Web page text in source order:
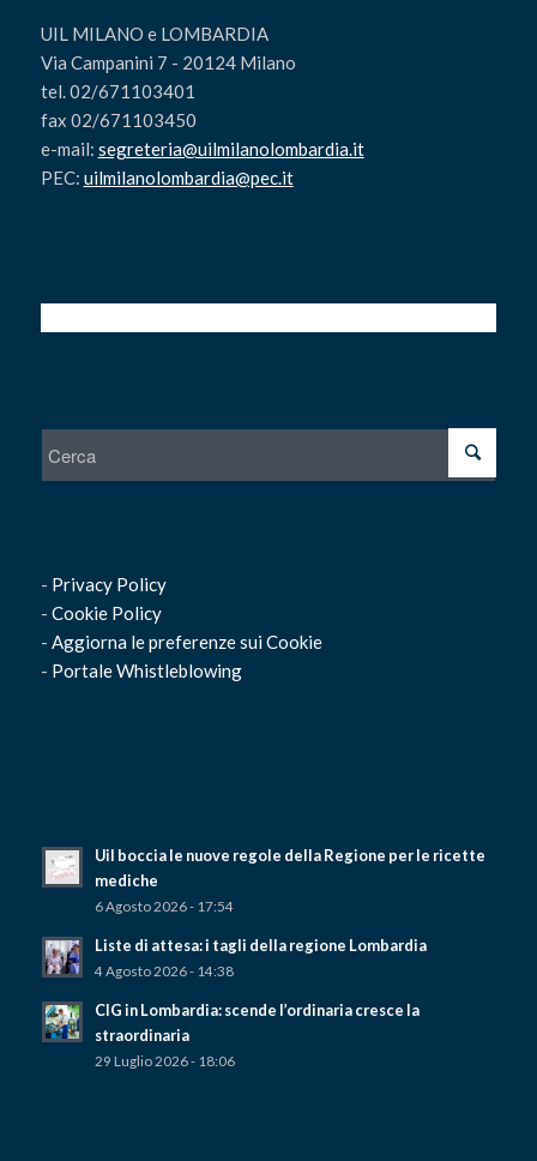
UIL MILANO e LOMBARDIA
Via Campanini 7 - 20124 Milano
tel. 02/671103401
fax 02/671103450
e-mail: segreteria@uilmilanolombardia.it
PEC: uilmilanolombardia@pec.it
- Privacy Policy
- Cookie Policy
- Aggiorna le preferenze sui Cookie
- Portale Whistleblowing
Uil boccia le nuove regole della Regione per le ricette
mediche
6 Agosto 2026 - 17:54
Liste di attesa: i tagli della regione Lombardia
4 Agosto 2026 - 14:38
CIG in Lombardia: scende l’ordinaria cresce la
straordinaria
29 Luglio 2026 - 18:06